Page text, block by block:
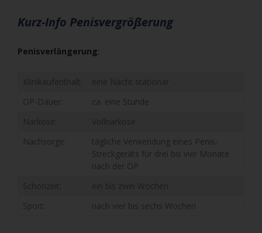
Kurz-Info Penisvergrößerung
Penisverlängerung:
OP-Dauer:
ca. eine Stunde
Nachsorge:
tägliche Verwendung eines Penis-
Streckgeräts für drei bis vier Monate
nach der OP
Sport:
nach vier bis sechs Wochen